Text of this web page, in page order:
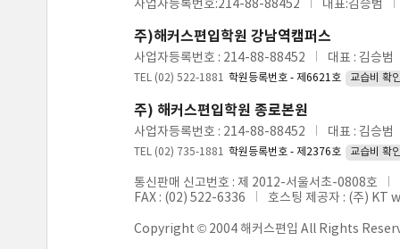
사업자등록번호:214-88-88452 대표:김승범
주)해커스편입학원 강남역캠퍼스
사업자등록번호 : 214-88-88452 대표 : 김승범
TEL (02) 522-1881 학원등록번호 - 제6621호 교습비 확
주) 해커스편입학원 종로본원
사업자등록번호 : 214-88-88452 대표 : 김승범
TEL (02) 735-1881 학원등록번호 - 제2376호 교습비 확
통신판매 신고번호 : 제 2012-서울서초-0808호
FAX : (02) 522-6336
호스팅 제공자 : (주)
Copyright © 2004 해커스편입 All Rights